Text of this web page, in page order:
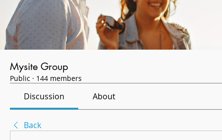
Mysite Group
Public · 144 members
Discussion About
Back